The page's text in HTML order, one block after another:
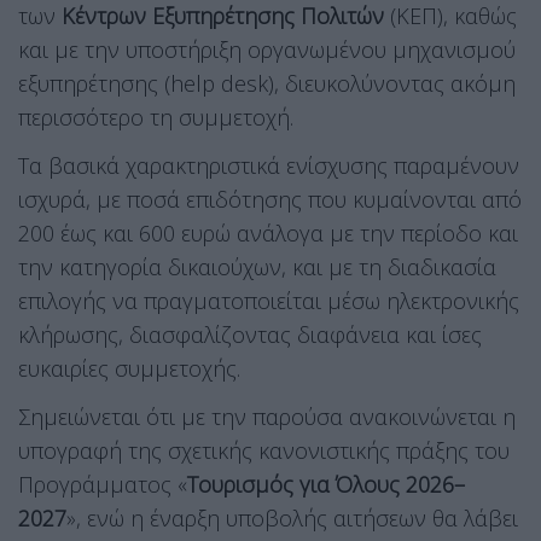
των Κέντρων Εξυπηρέτησης Πολιτών (ΚΕΠ), καθώς
και με την υποστήριξη οργανωμένου μηχανισμού
εξυπηρέτησης (help desk), διευκολύνοντας ακόμη
περισσότερο τη συμμετοχή.
Τα βασικά χαρακτηριστικά ενίσχυσης παραμένουν
ισχυρά, με ποσά επιδότησης που κυμαίνονται από
200 έως και 600 ευρώ ανάλογα με την περίοδο και
την κατηγορία δικαιούχων, και με τη διαδικασία
επιλογής να πραγματοποιείται μέσω ηλεκτρονικής
κλήρωσης, διασφαλίζοντας διαφάνεια και ίσες
ευκαιρίες συμμετοχής.
Σημειώνεται ότι με την παρούσα ανακοινώνεται η
υπογραφή της σχετικής κανονιστικής πράξης του
Προγράμματος «Τουρισμός για Όλους 2026–
2027», ενώ η έναρξη υποβολής αιτήσεων θα λάβει